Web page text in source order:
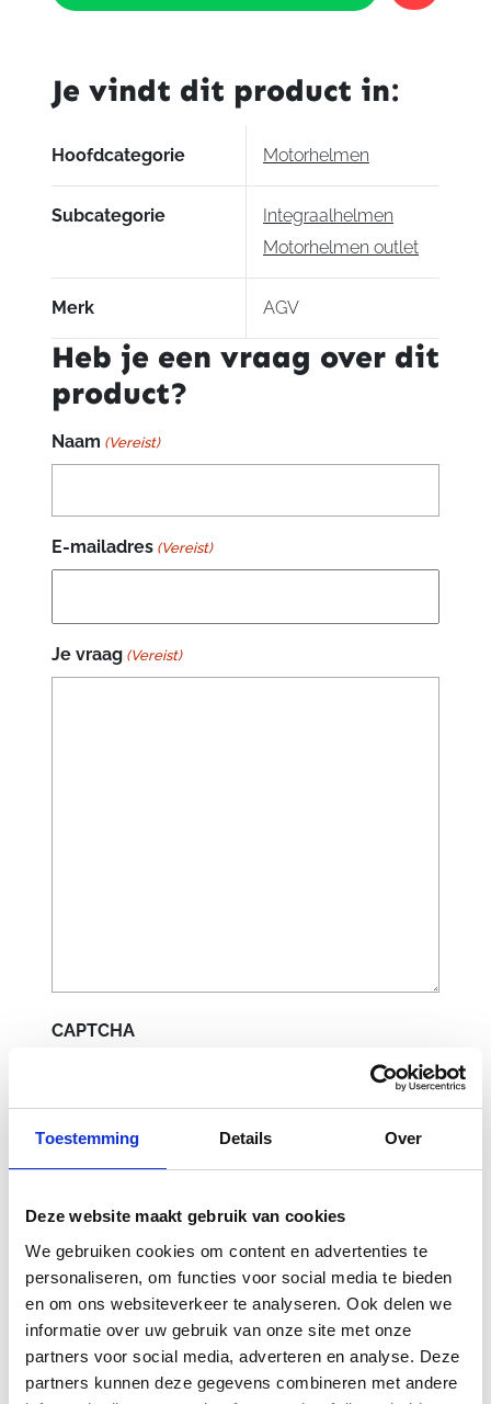
Toestemming Details Over
Deze website maakt gebruik van cookies
We gebruiken cookies om content en advertenties te
personaliseren, om functies voor social media te bieden
en om ons websiteverkeer te analyseren. Ook delen we
informatie over uw gebruik van onze site met onze
partners voor social media, adverteren en analyse. Deze
partners kunnen deze gegevens combineren met andere
Solid
002
Je vindt dit product in:
Hoofdcategorie Motorhelmen
Subcategorie
Integraalhelmen
Motorhelmen outlet
Merk AGV
Heb je een vraag over dit
product?
Naam (Vereist)
E-mailadres (Vereist)
Je vraag (Vereist)
CAPTCHA
Gerelateerde
producten